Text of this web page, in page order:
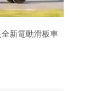
新電動滑板車